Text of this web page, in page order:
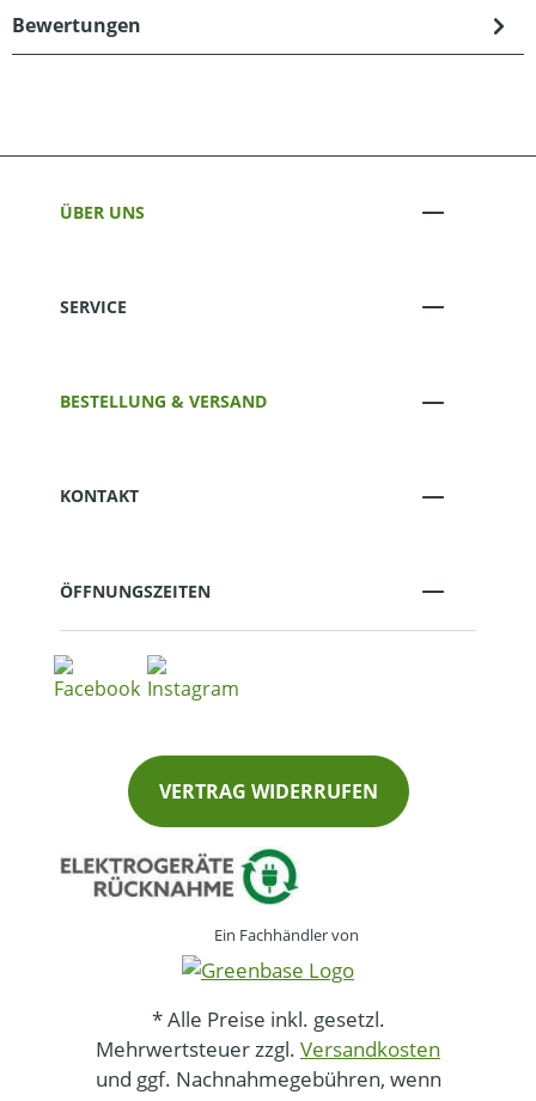
Bewertungen
ÜBER UNS
SERVICE
BESTELLUNG & VERSAND
KONTAKT
ÖFFNUNGSZEITEN
VERTRAG WIDERRUFEN
Ein Fachhändler von
* Alle Preise inkl. gesetzl.
Mehrwertsteuer zzgl. Versandkosten
und ggf. Nachnahmegebühren, wenn